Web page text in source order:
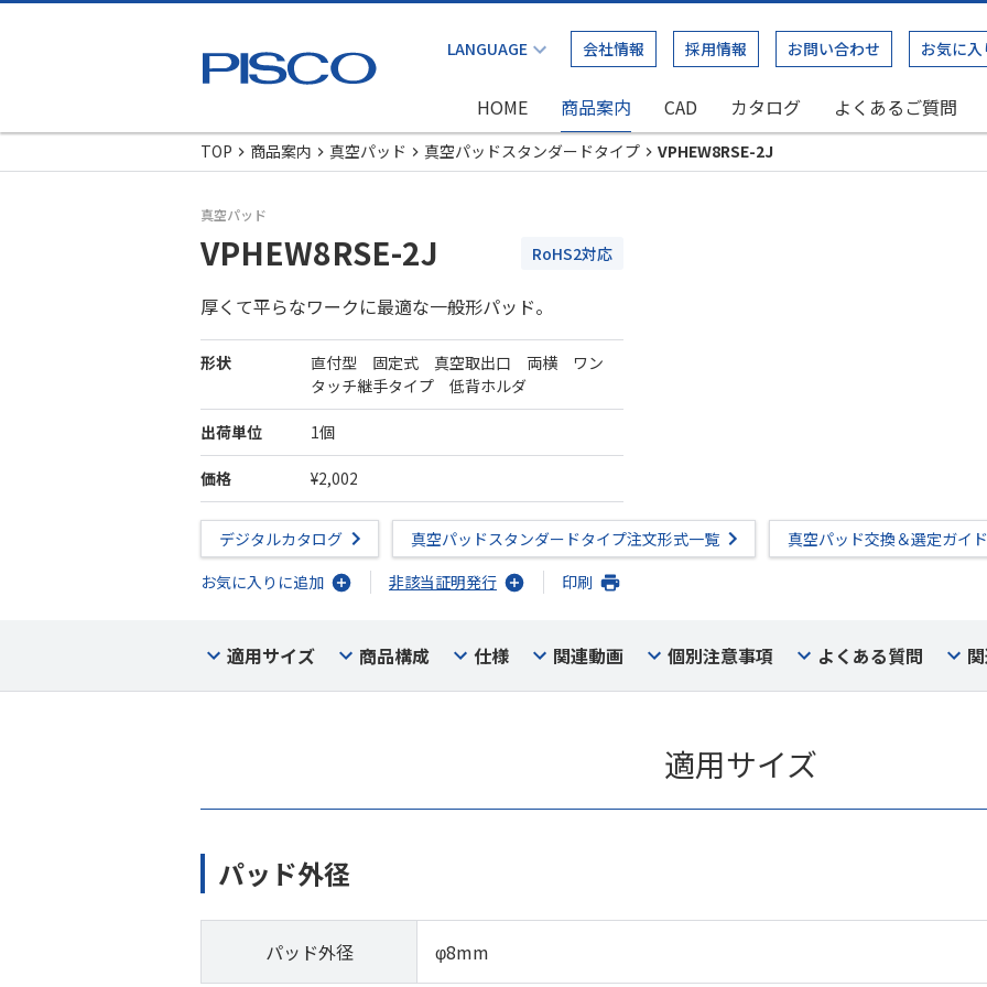
会社情報 採用情報 お問い合わせ お気に入
HOME 商品案内 CAD カタログ よくあるご質問
TOP
商品案内 真空パッド 真空パッドスタンダードタイプ VPHEW8RSE-2J
真空パッド
VPHEW8RSE-2J RoHS2対応
厚くて平らなワークに最適な一般形パッド。
形状
直付型 固定式 真空取出口 両横 ワン
タッチ継手タイプ 低背ホルダ
出荷単位 1個
価格 ¥2,002
デジタルカタログ 真空パッドスタンダードタイプ注文形式一覧
真空パッド交換＆選定ガイド
お気に入りに追加
非該当証明発行 印刷
適用サイズ 商品構成 仕様 関連動画 個別注意事項 よくある質問
適用サイズ
パッド外径
パッド外径 φ8mm